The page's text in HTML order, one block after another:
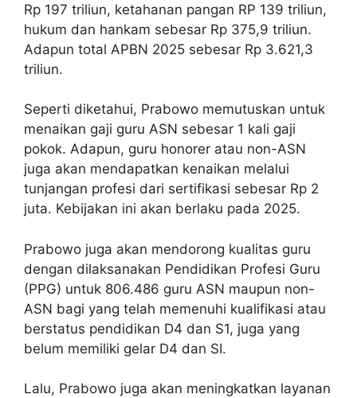
Rp 197 triliun, ketahanan pangan RP 139 triliun,
hukum dan hankam sebesar Rp 375,9 triliun.
Adapun total APBN 2025 sebesar Rp 3.621,3
triliun.
Seperti diketahui, Prabowo memutuskan untuk
menaikan gaji guru ASN sebesar 1 kali gaji
pokok. Adapun, guru honorer atau non-ASN
juga akan mendapatkan kenaikan melalui
tunjangan profesi dari sertifikasi sebesar Rp 2
juta. Kebijakan ini akan berlaku pada 2025.
Prabowo juga akan mendorong kualitas guru
dengan dilaksanakan Pendidikan Profesi Guru
(PPG) untuk 806.486 guru ASN maupun non-
ASN bagi yang telah memenuhi kualifikasi atau
berstatus pendidikan D4 dan S1, juga yang
belum memiliki gelar D4 dan SI.
Lalu, Prabowo juga akan meningkatkan layanan